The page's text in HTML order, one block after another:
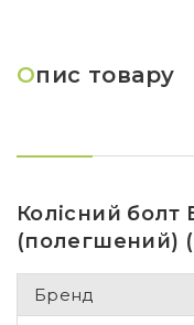
Опис товару
Колісний болт
(полегшений)
Бренд